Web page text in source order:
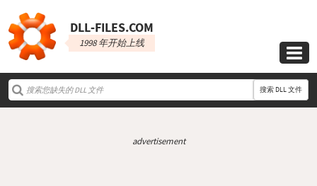
DLL‑FILES.COM
1998 年开始上线

搜索 DLL 文件
advertisement